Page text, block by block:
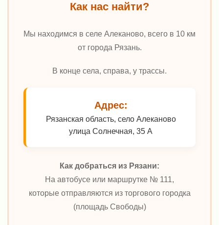
Как нас найти?
Мы находимся в селе Алеканово, всего в 10 км
от города Рязань.
В конце села, справа, у трассы.
Адрес:
Рязанская область, село Алеканово
улица Солнечная, 35 А
Как добраться из Рязани:
На автобусе или маршрутке № 111,
которые отправляются из торгового городка
(площадь Свободы)